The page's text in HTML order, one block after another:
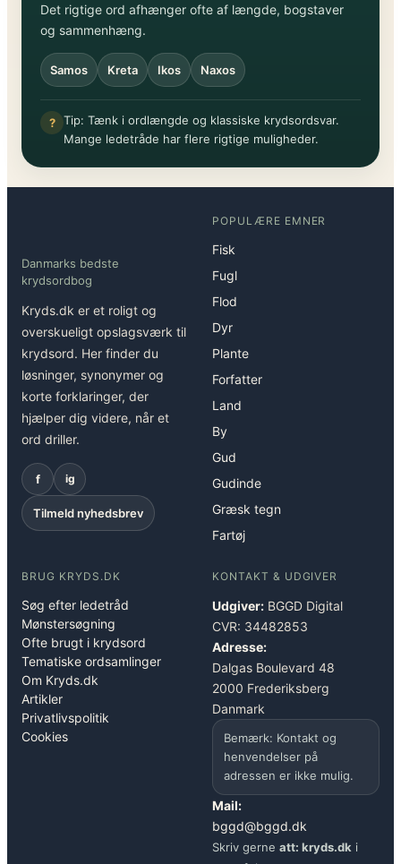
Det rigtige ord afhænger ofte af længde, bogstaver
og sammenhæng.
Samos Kreta Ikos Naxos
? Tip: Tænk i ordlængde og klassiske krydsordsvar.
Mange ledetråde har flere rigtige muligheder.
Danmarks bedste
krydsordbog
Kryds.dk er et roligt og
overskueligt opslagsværk til
krydsord. Her finder du
løsninger, synonymer og
korte forklaringer, der
hjælper dig videre, når et
ord driller.
f ig
Tilmeld nyhedsbrev
POPULÆRE EMNER
Fisk
Fugl
Flod
Dyr
Plante
Forfatter
Land
By
Gud
Gudinde
Græsk tegn
Fartøj
BRUG KRYDS.DK
Søg efter ledetråd
Mønstersøgning
Ofte brugt i krydsord
Tematiske ordsamlinger
Om Kryds.dk
Artikler
Privatlivspolitik
Cookies
KONTAKT & UDGIVER
Udgiver: BGGD Digital
CVR: 34482853
Adresse:
Dalgas Boulevard 48
2000 Frederiksberg
Danmark
Bemærk: Kontakt og
henvendelser på
adressen er ikke mulig.
Mail:
bggd@bggd.dk
Skriv gerne att: kryds.dk i